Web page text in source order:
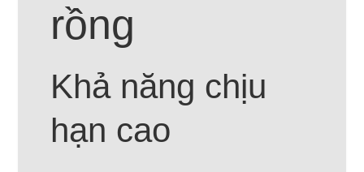
rồng
Khả năng chịu
hạn cao